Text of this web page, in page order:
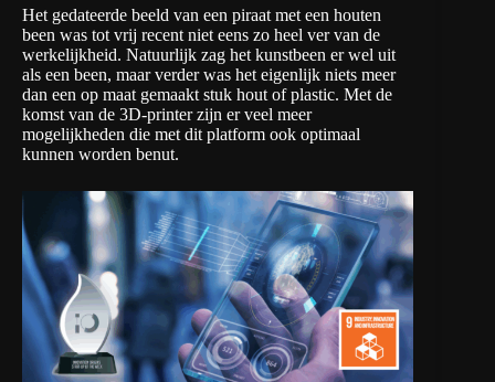
Het gedateerde beeld van een piraat met een houten
been was tot vrij recent niet eens zo heel ver van de
werkelijkheid. Natuurlijk zag het kunstbeen er wel uit
als een been, maar verder was het eigenlijk niets meer
dan een op maat gemaakt stuk hout of plastic. Met de
komst van de 3D-printer zijn er veel meer
mogelijkheden die met dit platform ook optimaal
kunnen worden benut.